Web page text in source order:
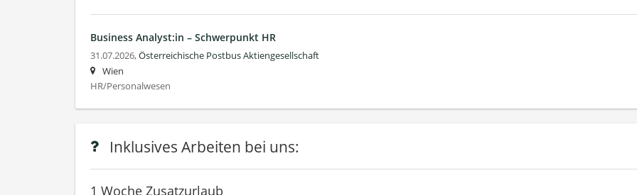
Business Analyst:in – Schwerpunkt HR
31.07.2026,Österreichische Postbus Aktiengesellschaft
Wien
HR/Personalwesen
Inklusives Arbeiten bei uns:
1 Woche Zusatzurlaub